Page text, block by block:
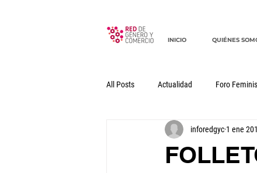
INICIO QUIÉNES
All Posts Actualidad Foro
Documentos Declaraciones
inforedgyc 1 ene